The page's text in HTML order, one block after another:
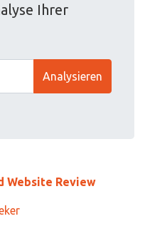
Ihrer
Analysieren
Website Review